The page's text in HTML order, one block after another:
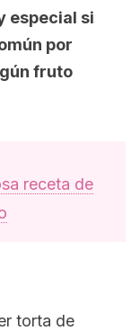
especial si
por
fruto
receta de
torta de